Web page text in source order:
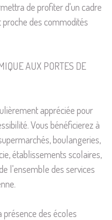
de profiter d'un cadre
des commodités
AUX PORTES DE
appréciée pour
Vous bénéficierez à
boulangeries,
établissements scolaires,
l'ensemble des services
des écoles